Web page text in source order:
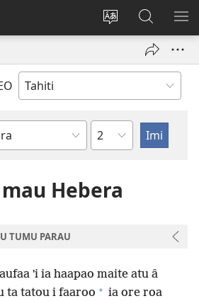
Taui
reo
Nati
(opens
Maimiraa
nia
JW.ORG
Pene
Hebera
TUMU PARAU
ˈi ia haapao maite atu â
ta tatou i faaroo + ia ore roa